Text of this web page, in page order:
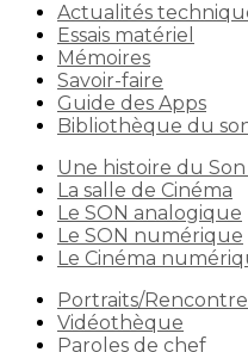
Actualités
Essais matériel
Mémoires
Savoir-faire
Guide des Apps
Bibliothèque du
Une histoire du
La salle de Cinéma
Le SON analogique
Le SON numérique
Le Cinéma
Portraits/
Vidéothèque
Paroles de chef